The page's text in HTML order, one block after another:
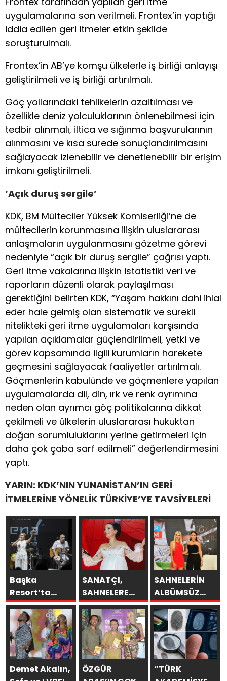
uygulamalarına son verilmeli. Frontex’in yaptığı
iddia edilen geri itmeler etkin şekilde
soruşturulmalı.
Frontex’in AB’ye komşu ülkelerle iş birliği anlayışı
geliştirilmeli ve iş birliği artırılmalı.
Göç yollarındaki tehlikelerin azaltılması ve
özellikle deniz yolculuklarının önlenebilmesi için
tedbir alınmalı, iltica ve sığınma başvurularının
alınmasını ve kısa sürede sonuçlandırılmasını
sağlayacak izlenebilir ve denetlenebilir bir erişim
imkanı geliştirilmeli.
‘Açık duruş sergile’
KDK, BM Mülteciler Yüksek Komiserliği’ne de
mültecilerin korunmasına ilişkin uluslararası
anlaşmaların uygulanmasını gözetme görevi
nedeniyle “açık bir duruş sergile” çağrısı yaptı.
Geri itme vakalarına ilişkin istatistiki veri ve
raporların düzenli olarak paylaşılması
gerektiğini belirten KDK, “Yaşam hakkını dahi ihlal
eder hale gelmiş olan sistematik ve sürekli
nitelikteki geri itme uygulamaları karşısında
yapılan açıklamalar güçlendirilmeli, yetki ve
görev kapsamında ilgili kurumların harekete
geçmesini sağlayacak faaliyetler artırılmalı.
Göçmenlerin kabulünde ve göçmenlere yapılan
uygulamalarda dil, din, ırk ve renk ayrımına
neden olan ayrımcı göç politikalarına dikkat
çekilmeli ve ülkelerin uluslararası hukuktan
doğan sorumluluklarını yerine getirmeleri için
daha çok çaba sarf edilmeli” değerlendirmesini
yaptı.
YARIN: KDK’NIN YUNANİSTAN’IN GERİ
İTMELERİNE YÖNELİK TÜRKİYE’YE TAVSİYELERİ
Başka
Resort’ta
Unutulmaz
Gece Özülkü
Çifti
Bodrum’u
Büyüledi
SANATÇI,
SAHNELERE
VERECEĞİ KISA
BİR MOLA
ÖNCESİ 13
AĞUSTOS’TA
SON KEZ
HARBİYE’DE
SAHNELERİN
ALBÜMSÜZ
ASSOLİSTİ
GÖZDE
DEMİRBİLEK,
NR1
MAGAZİN’DE:
“SON
Demet Akalın,
ÖZGÜR
“TÜRK